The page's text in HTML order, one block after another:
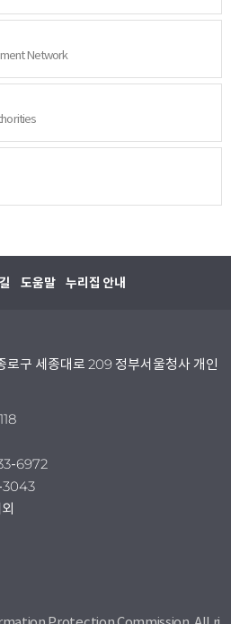
Network
도움말 누리집 안내
로구 세종대로 209 정부서울청사 개인
6972
3043